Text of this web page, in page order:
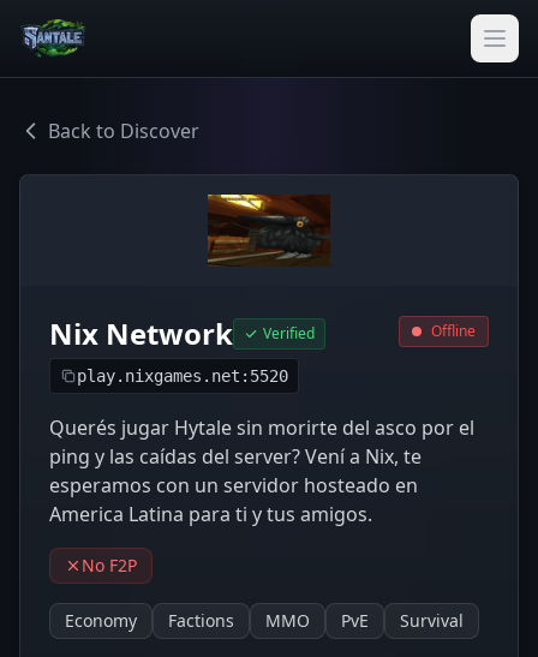
Back to Discover
Nix Network Verified
play.nixgames.net:5520
Offline
Querés jugar Hytale sin morirte del asco por el
ping y las caídas del server? Vení a Nix, te
esperamos con un servidor hosteado en
America Latina para ti y tus amigos.
No F2P
Economy Factions MMO PvE Survival